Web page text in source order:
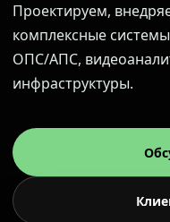
Проектируем,
комплексные
ОПС/АПС,
инфраструктуры.